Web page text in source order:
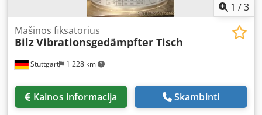
1 /3
Stuttgart 1 228 km
Mašinos fiksatorius
BilzVibrationsgedämpfter Tisch
Kainos informacija Skambinti